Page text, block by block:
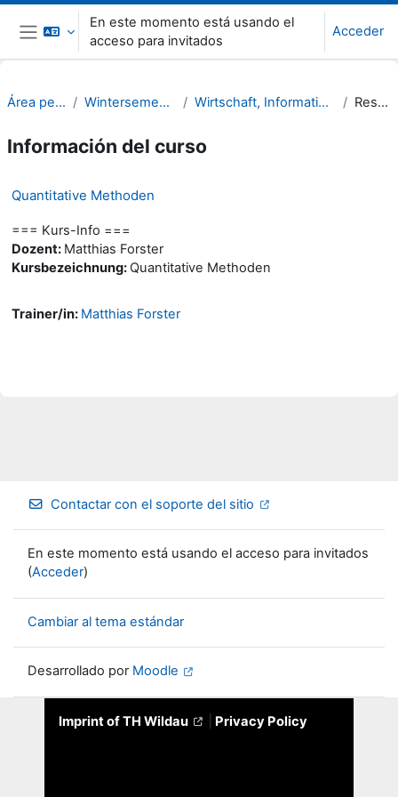
Salta al contenido principal
Panel lateral
En este momento está usando el
acceso para invitados
Acceder
Área personal Wintersemester 22/23 Wirtschaft, Informatik, Recht (WIR) Resumen
Información del curso
Quantitative Methoden
=== Kurs-Info ===
Dozent: Matthias Forster
Kursbezeichnung: Quantitative Methoden
Trainer/in: Matthias Forster
Contactar con el soporte del sitio
En este momento está usando el acceso para invitados
(Acceder)
Cambiar al tema estándar
Desarrollado por Moodle
Imprint of TH Wildau Privacy Policy